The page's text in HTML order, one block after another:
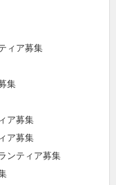
ィア募集
集
ア募集
ア募集
ンティア募集